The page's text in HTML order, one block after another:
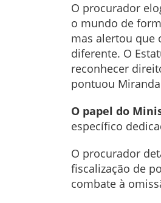
O procurador
o mundo de
mas alertou que
diferente. O
reconhecer
pontuou
O papel do
específico
O procurador
fiscalização de
combate à